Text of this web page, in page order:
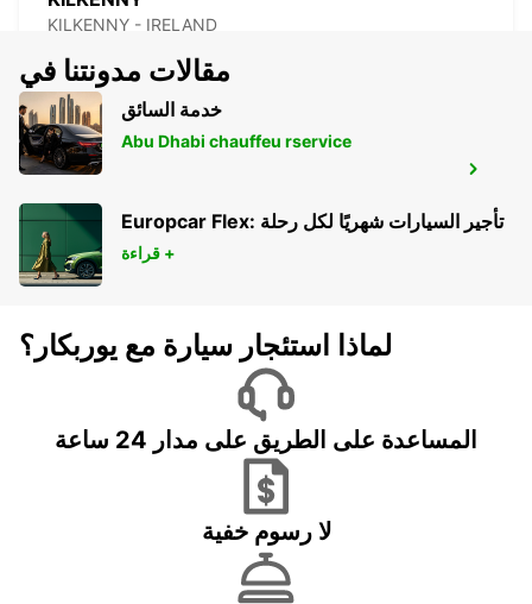
KILKENNY - IRELAND
SHANNON AIRPORT
CO. CLARE - IRELAND
مقالات مدونتنا في
خدمة السائق
Abu Dhabi chauffeu rservice
Europcar Flex: تأجير السيارات شهريًا لكل رحلة
قراءة +
لماذا استئجار سيارة مع يوربكار؟
المساعدة على الطريق على مدار 24 ساعة
لا رسوم خفية